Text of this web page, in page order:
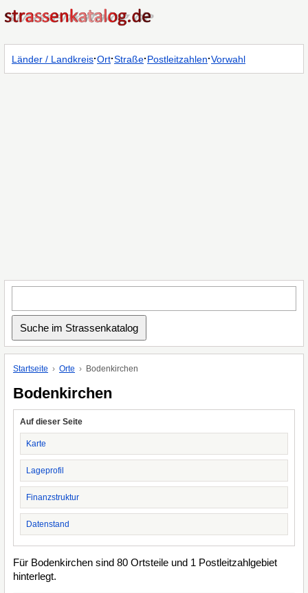
Länder / Landkreis·Ort·Straße·Postleitzahlen·Vorwahl
Startseite Orte Bodenkirchen
Bodenkirchen
Auf dieser Seite
Karte
Lageprofil
Finanzstruktur
Datenstand
Für Bodenkirchen sind 80 Ortsteile und 1 Postleitzahlgebiet
hinterlegt.